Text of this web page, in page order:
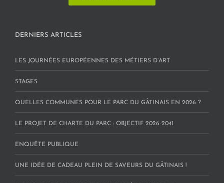
DERNIERS ARTICLES
LES JOURNÉES EUROPÉENNES DES MÉTIERS D’ART
STAGES
QUELLES COMMUNES POUR LE PARC DU GÂTINAIS EN 2026 ?
LE PROJET DE CHARTE DU PARC : OBJECTIF 2026-2041
ENQUÊTE PUBLIQUE
UNE IDÉE DE CADEAU PLEIN DE SAVEURS DU GÂTINAIS !